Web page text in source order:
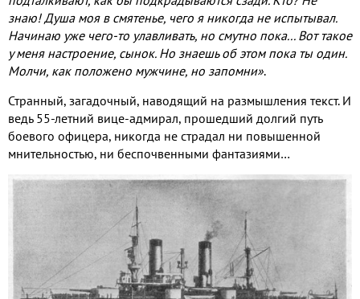
знаю! Душа моя в смятенье, чего я никогда не испытывал.
Начинаю уже чего-то улавливать, но смутно пока... Вот такое
у меня настроение, сынок. Но знаешь об этом пока ты один.
Молчи, как положено мужчине, но запомни».
Странный, загадочный, наводящий на размышления текст. И
ведь 55-летний вице-адмирал, прошедший долгий путь
боевого офицера, никогда не страдал ни повышенной
мнительностью, ни беспочвенными фантазиями…